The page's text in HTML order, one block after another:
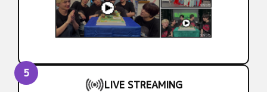
LIVE STREAMING